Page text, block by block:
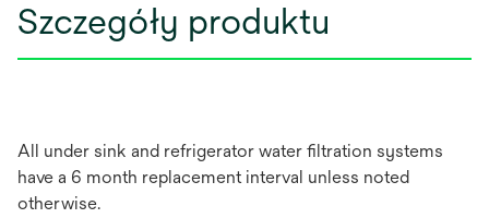
Szczegóły produktu
All under sink and refrigerator water filtration systems
have a 6 month replacement interval unless noted
otherwise.